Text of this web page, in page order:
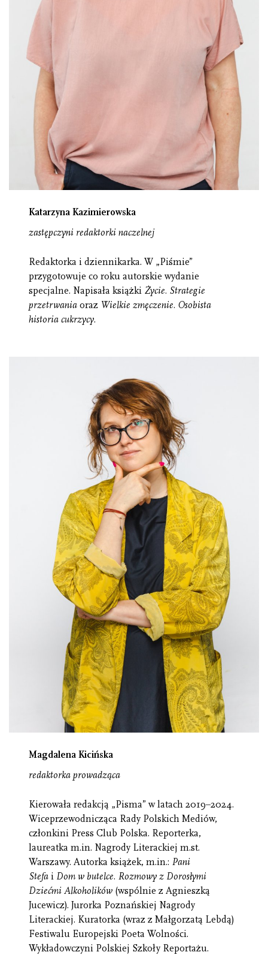
Katarzyna Kazimierowska
zastępczyni redaktorki naczelnej
Redaktorka i dziennikarka. W „Piśmie”
przygotowuje co roku autorskie wydanie
specjalne. Napisała książki Życie. Strategie
przetrwania oraz Wielkie zmęczenie. Osobista
historia cukrzycy.
Magdalena Kicińska
redaktorka prowadząca
Kierowała redakcją „Pisma” w latach 2019–2024.
Wiceprzewodnicząca Rady Polskich Mediów,
członkini Press Club Polska. Reporterka,
laureatka m.in. Nagrody Literackiej m.st.
Warszawy. Autorka książek, m.in.: Pani
Stefa i Dom w butelce. Rozmowy z Dorosłymi
Dziećmi Alkoholików (wspólnie z Agnieszką
Jucewicz). Jurorka Poznańskiej Nagrody
Literackiej. Kuratorka (wraz z Małgorzatą Lebdą)
Festiwalu Europejski Poeta Wolności.
Wykładowczyni Polskiej Szkoły Reportażu.